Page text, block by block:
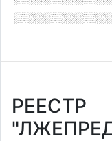
РЕЕСТР